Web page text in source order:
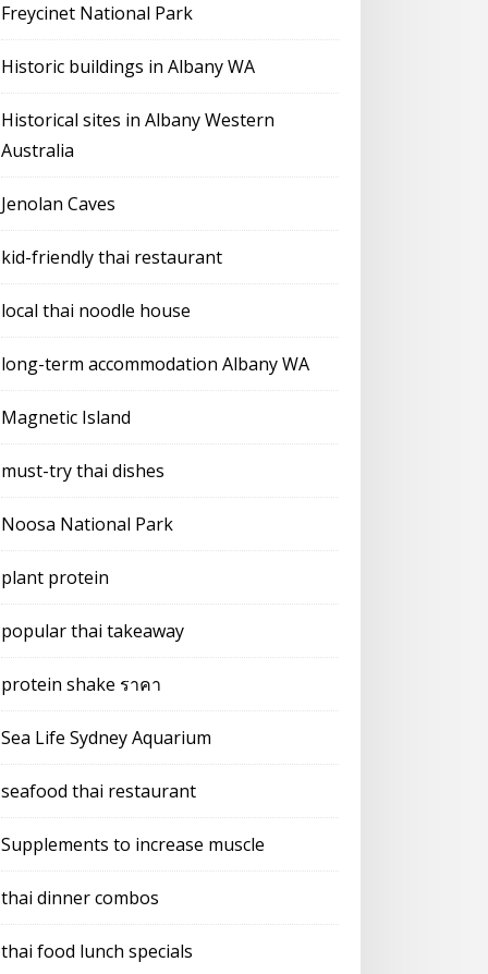
Freycinet National Park
Historic buildings in Albany WA
Historical sites in Albany Western
Australia
Jenolan Caves
kid-friendly thai restaurant
local thai noodle house
long-term accommodation Albany WA
Magnetic Island
must-try thai dishes
Noosa National Park
plant protein
popular thai takeaway
protein shake ราคา
Sea Life Sydney Aquarium
seafood thai restaurant
Supplements to increase muscle
thai dinner combos
thai food lunch specials